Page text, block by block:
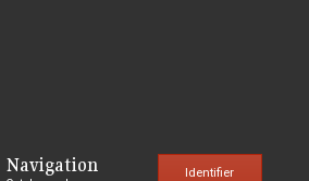
Navigation Identifier